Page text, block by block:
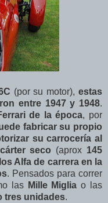
(por su motor),estas
entre 1947 y 1948.
de la época, por
fabricar su propio
su carrocería al
seco (aprox 145
Alfa de carrera en la
. Pensados para correr
las Mille Miglia o las
tres unidades.